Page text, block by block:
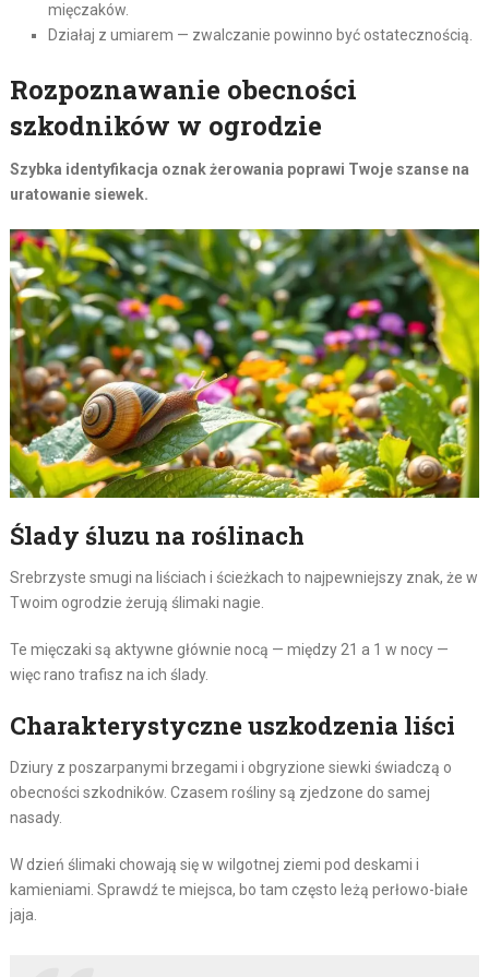
mięczaków.
Działaj z umiarem — zwalczanie powinno być ostatecznością.
Rozpoznawanie obecności
szkodników w ogrodzie
Szybka identyfikacja oznak żerowania poprawi Twoje szanse na
uratowanie siewek.
Ślady śluzu na roślinach
Srebrzyste smugi na liściach i ścieżkach to najpewniejszy znak, że w
Twoim ogrodzie żerują ślimaki nagie.
Te mięczaki są aktywne głównie nocą — między 21 a 1 w nocy —
więc rano trafisz na ich ślady.
Charakterystyczne uszkodzenia liści
Dziury z poszarpanymi brzegami i obgryzione siewki świadczą o
obecności szkodników. Czasem rośliny są zjedzone do samej
nasady.
W dzień ślimaki chowają się w wilgotnej ziemi pod deskami i
kamieniami. Sprawdź te miejsca, bo tam często leżą perłowo-białe
jaja.